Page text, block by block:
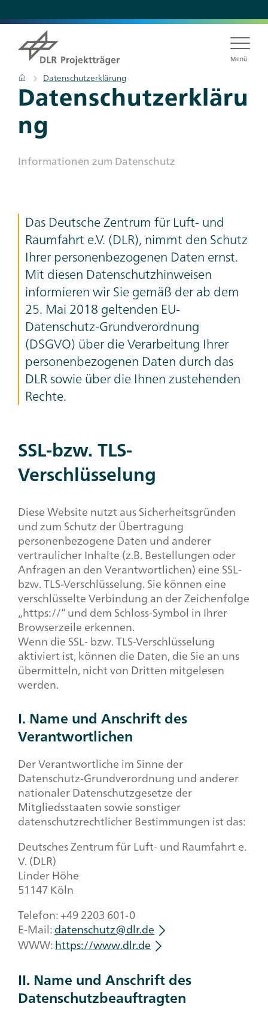
zum
Inhalt
Menü
Pfadnavigation
Startseite
Datenschutzerklärung
Titel
Datenschutzerkläru
ng
Subtitle
In­for­ma­tio­nen zum Da­ten­schutz
Teaser
Text
Das Deutsche Zentrum für Luft- und
Raumfahrt e.V. (DLR), nimmt den Schutz
Ihrer personenbezogenen Daten ernst.
Mit diesen Datenschutzhinweisen
informieren wir Sie gemäß der ab dem
25. Mai 2018 geltenden EU-
Datenschutz-Grundverordnung
(DSGVO) über die Verarbeitung Ihrer
personenbezogenen Daten durch das
DLR sowie über die Ihnen zustehenden
Rechte.
Headline,
Text
+
SSL-bzw. TLS-
Verschlüsselung
Diese Website nutzt aus Sicherheitsgründen
und zum Schutz der Übertragung
personenbezogene Daten und anderer
vertraulicher Inhalte (z.B. Bestellungen oder
Anfragen an den Verantwortlichen) eine SSL-
bzw. TLS-Verschlüsselung. Sie können eine
verschlüsselte Verbindung an der Zeichenfolge
„https://“ und dem Schloss-Symbol in Ihrer
Browserzeile erkennen.
Wenn die SSL- bzw. TLS-Verschlüsselung
aktiviert ist, können die Daten, die Sie an uns
übermitteln, nicht von Dritten mitgelesen
werden.
I. Name und Anschrift des
Verantwortlichen
Der Verantwortliche im Sinne der
Datenschutz-Grundverordnung und anderer
nationaler Datenschutzgesetze der
Mitgliedsstaaten sowie sonstiger
datenschutzrechtlicher Bestimmungen ist das:
Deutsches Zentrum für Luft- und Raumfahrt e.
V. (DLR)
Linder Höhe
51147 Köln
Telefon: +49 2203 601-0
E-Mail:datenschutz@dlr.de
WWW:https://www.dlr.de
II. Name und Anschrift des
Datenschutzbeauftragten